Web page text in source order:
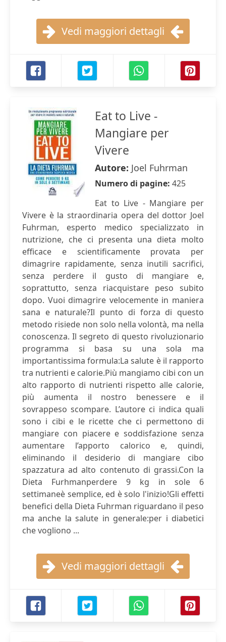
Vedi maggiori dettagli
Eat to Live -
Mangiare per
Vivere
Autore: Joel Fuhrman
Numero di pagine: 425
Eat to Live - Mangiare per
Vivere è la straordinaria opera del dottor Joel
Fuhrman, esperto medico specializzato in
nutrizione, che ci presenta una dieta molto
efficace e scientificamente provata per
dimagrire rapidamente, senza inutili sacrifici,
senza perdere il gusto di mangiare e,
soprattutto, senza riacquistare peso subito
dopo. Vuoi dimagrire velocemente in maniera
sana e naturale?Il punto di forza di questo
metodo risiede non solo nella volontà, ma nella
conoscenza. Il segreto di questo rivoluzionario
programma si basa su una sola ma
importantissima formula:La salute è il rapporto
tra nutrienti e calorie.Più mangiamo cibi con un
alto rapporto di nutrienti rispetto alle calorie,
più aumenta il nostro benessere e il
sovrappeso scompare. L’autore ci indica quali
sono i cibi e le ricette che ci permettono di
mangiare con piacere e soddisfazione senza
aumentare l’apporto calorico e, quindi,
eliminando il desiderio di mangiare cibo
spazzatura ad alto contenuto di grassi.Con la
Dieta Furhmanperdere 9 kg in sole 6
settimaneè semplice, ed è solo l'inizio!Gli effetti
benefici della Dieta Fuhrman riguardano il peso
ma anche la salute in generale:per i diabetici
che vogliono ...
Vedi maggiori dettagli